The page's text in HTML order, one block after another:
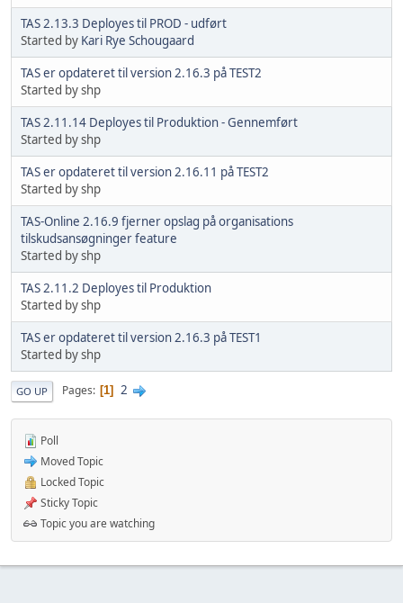
TAS 2.13.3 Deployes til PROD - udført
Started by Kari Rye Schougaard
TAS er opdateret til version 2.16.3 på TEST2
Started by shp
TAS 2.11.14 Deployes til Produktion - Gennemført
Started by shp
TAS er opdateret til version 2.16.11 på TEST2
Started by shp
TAS-Online 2.16.9 fjerner opslag på organisations
tilskudsansøgninger feature
Started by shp
TAS 2.11.2 Deployes til Produktion
Started by shp
TAS er opdateret til version 2.16.3 på TEST1
Started by shp
GO UP Pages 1 2
Poll
Moved Topic
Locked Topic
Sticky Topic
Topic you are watching